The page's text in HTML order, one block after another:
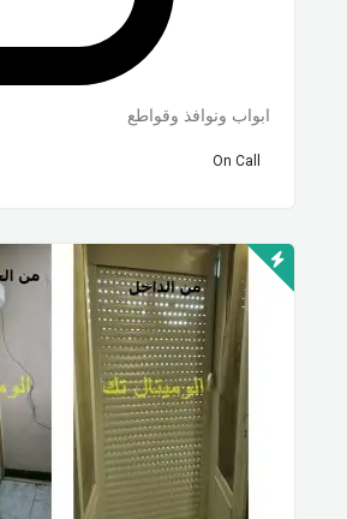
ابواب ونوافذ وقواطع
On Call